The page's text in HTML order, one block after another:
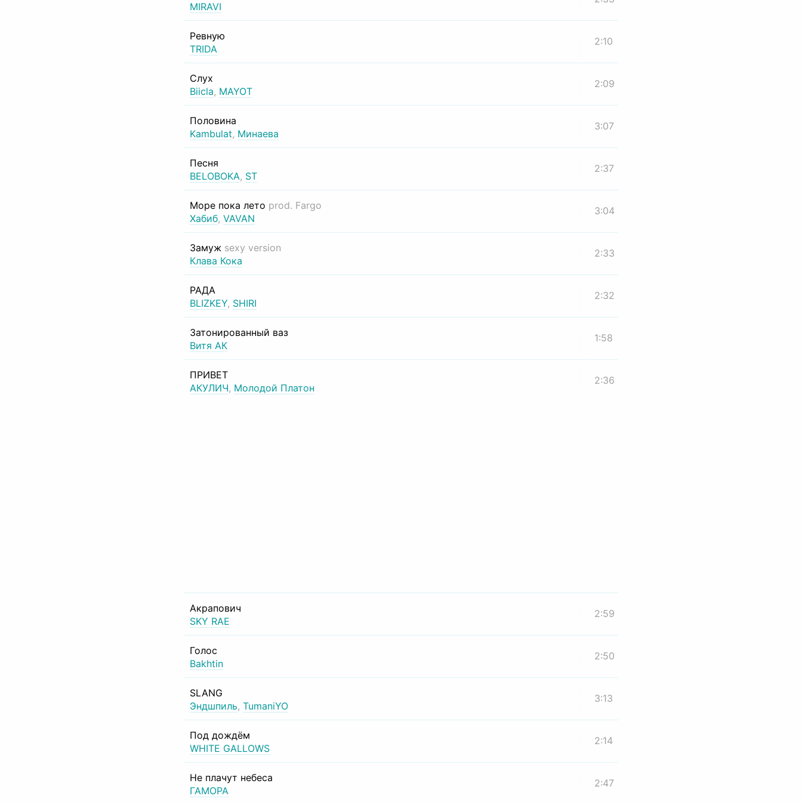
MIRAVI
Ревную
TRIDA
2:10
Слух
Biicla, MAYOT
2:09
Половина
Kambulat, Минаева
3:07
Песня
BELOBOKA, ST
2:37
Море пока лето prod. Fargo
Хабиб, VAVAN
3:04
Замуж sexy version
Клава Кока
2:33
РАДА
BLIZKEY, SHIRI
2:32
Затонированный ваз
Витя АК
1:58
ПРИВЕТ
АКУЛИЧ, Молодой Платон
2:36
Акрапович
SKY RAE
2:59
Голос
Bakhtin
2:50
SLANG
Эндшпиль, TumaniYO
3:13
Под дождём
WHITE GALLOWS
2:14
Не плачут небеса
ГАМОРА
2:47